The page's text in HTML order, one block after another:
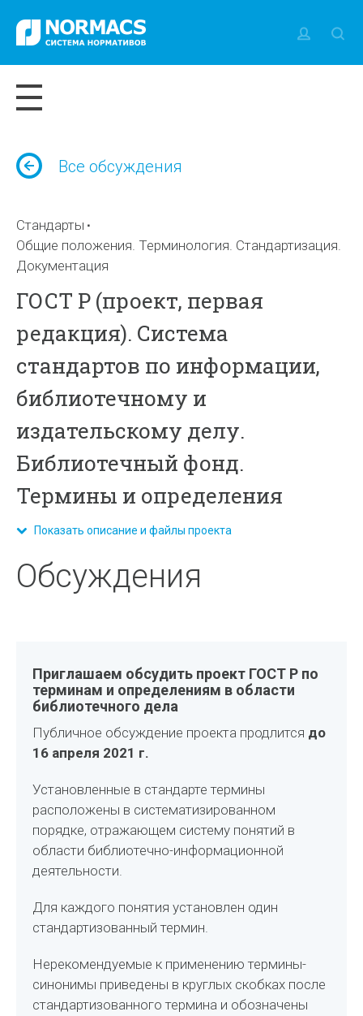
Все обсуждения
Стандарты
Общие положения. Терминология. Стандартизация.
Документация
ГОСТ Р (проект, первая
редакция). Система
стандартов по информации,
библиотечному и
издательскому делу.
Библиотечный фонд.
Термины и определения
Показать описание и файлы проекта
Обсуждения
Приглашаем обсудить проект ГОСТ Р по
терминам и определениям в области
библиотечного дела
Публичное обсуждение проекта продлится до
16 апреля 2021 г.
Установленные в стандарте термины
расположены в систематизированном
порядке, отражающем систему понятий в
области библиотечно-информационной
деятельности.
Для каждого понятия установлен один
стандартизованный термин.
Нерекомендуемые к применению термины-
синонимы приведены в круглых скобках после
стандартизованного термина и обозначены